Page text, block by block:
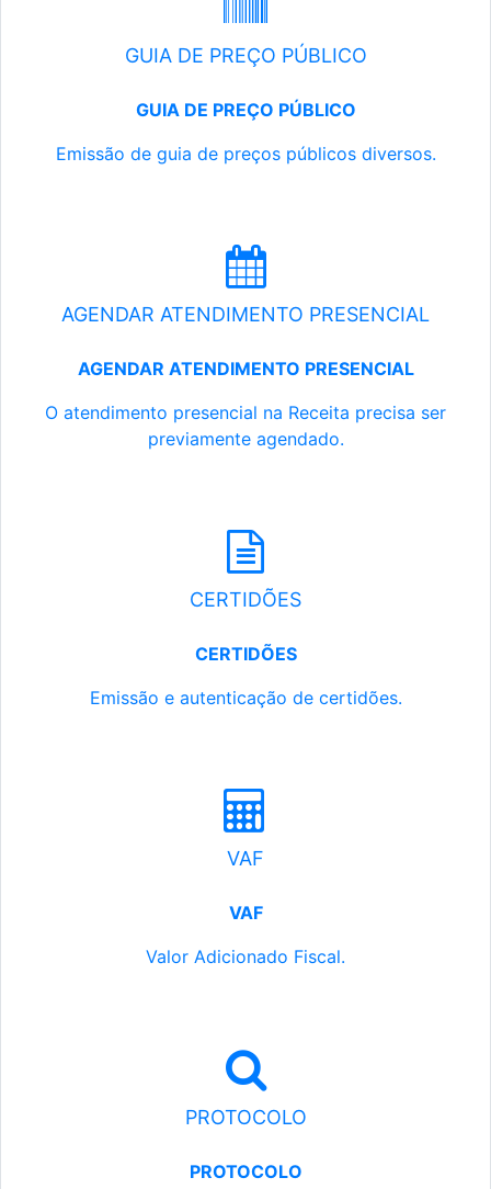
GUIA DE PREÇO PÚBLICO
GUIA DE PREÇO PÚBLICO
Emissão de guia de preços públicos diversos.
AGENDAR ATENDIMENTO PRESENCIAL
AGENDAR ATENDIMENTO PRESENCIAL
O atendimento presencial na Receita precisa ser
previamente agendado.
CERTIDÕES
CERTIDÕES
Emissão e autenticação de certidões.
VAF
VAF
Valor Adicionado Fiscal.
PROTOCOLO
PROTOCOLO